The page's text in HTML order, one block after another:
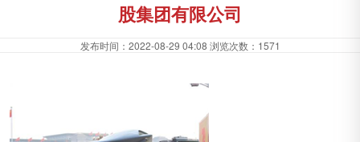
股集团有限公司
发布时间： 2022-08-29 04:08 浏览次数： 1571